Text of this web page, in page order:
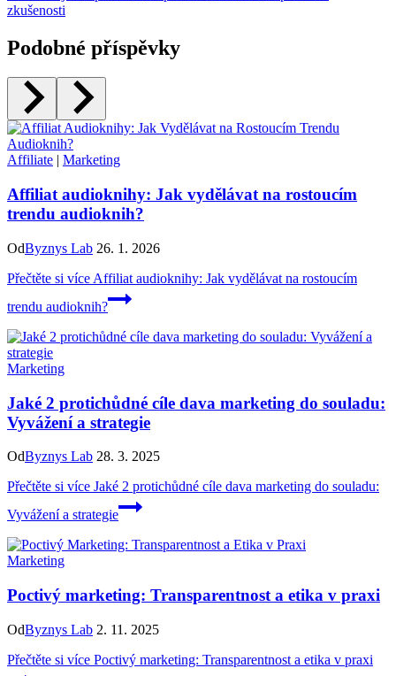
zkušenosti
Podobné příspěvky
Affiliate Marketing
Affiliat audioknihy: Jak vydělávat na rostoucím
trendu audioknih?
OdByznys Lab 26. 1. 2026
Přečtěte si více Affiliat audioknihy: Jak vydělávat na rostoucím
trendu audioknih?
Marketing
Jaké 2 protichůdné cíle dava marketing do souladu:
Vyvážení a strategie
OdByznys Lab 28. 3. 2025
Přečtěte si více Jaké 2 protichůdné cíle dava marketing do souladu:
Vyvážení a strategie
Marketing
Poctivý marketing: Transparentnost a etika v praxi
OdByznys Lab 2. 11. 2025
Přečtěte si více Poctivý marketing: Transparentnost a etika v praxi